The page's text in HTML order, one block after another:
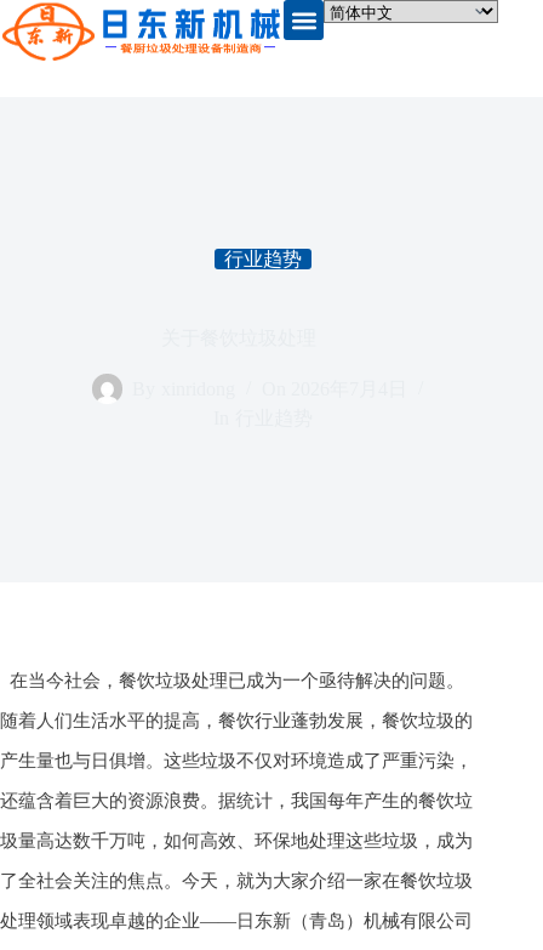
行业趋势
在当今社会，餐饮垃圾处理已成为一个亟待解决的问题。
随着人们生活水平的提高，餐饮行业蓬勃发展，餐饮垃圾的
产生量也与日俱增。这些垃圾不仅对环境造成了严重污染，
还蕴含着巨大的资源浪费。据统计，我国每年产生的餐饮垃
圾量高达数千万吨，如何高效、环保地处理这些垃圾，成为
了全社会关注的焦点。今天，就为大家介绍一家在餐饮垃圾
处理领域表现卓越的企业——日东新（青岛）机械有限公司